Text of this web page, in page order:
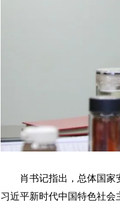
肖书记指出，总体国
习近平新时代中国特色社